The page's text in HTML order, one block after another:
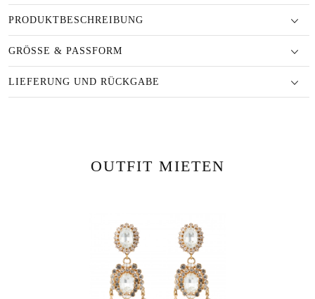
PRODUKTBESCHREIBUNG
GRÖSSE & PASSFORM
LIEFERUNG UND RÜCKGABE
OUTFIT MIETEN